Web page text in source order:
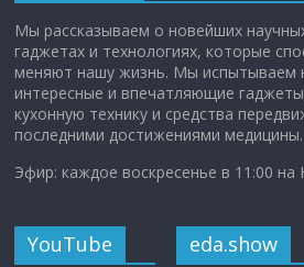
Мы рассказываем о новейших
гаджетах и технологиях, которые
меняют нашу жизнь. Мы испытываем
интересные и впечатляющие
кухонную технику и средства
последними достижениями медицины.
Эфир: каждое воскресенье в 11:00 на
YouTube eda.show